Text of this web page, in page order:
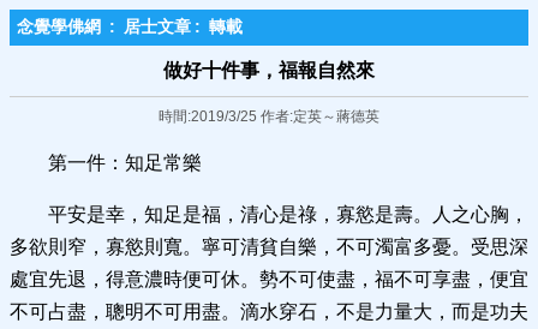
念覺學佛網 : 居士文章 : 轉載
做好十件事，福報自然來​
時間:2019/3/25 作者:定英～蔣德英
第一件：知足常樂
平安是幸，知足是福，清心是祿，寡慾是壽。人之心胸，
多欲則窄，寡慾則寬。寧可清貧自樂，不可濁富多憂。受思深
處宜先退，得意濃時便可休。勢不可使盡，福不可享盡，便宜
不可占盡，聰明不可用盡。滴水穿石，不是力量大，而是功夫